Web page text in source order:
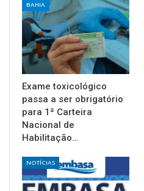
BAHIA
Exame toxicológico
passa a ser obrigatório
para 1ª Carteira
Nacional de
Habilitação…
NOTÍCIAS